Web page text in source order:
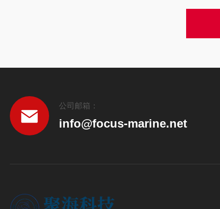
公司邮箱：
info@focus-marine.net